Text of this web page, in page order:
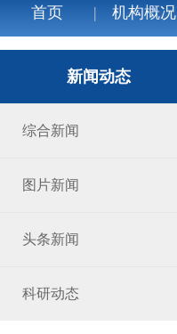
首页 机构概况
新闻动态
综合新闻
图片新闻
头条新闻
科研动态